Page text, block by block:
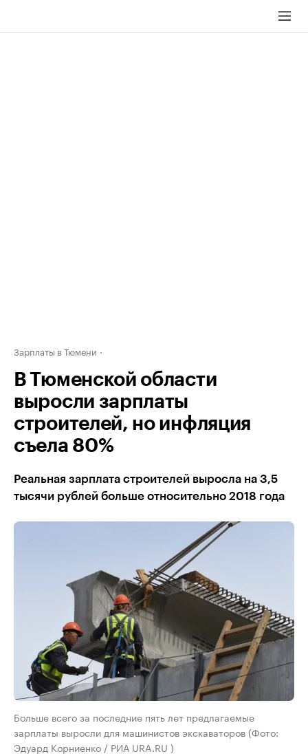
Зарплаты в Тюмени
В Тюменской области
выросли зарплаты
строителей, но инфляция
съела 80%
Реальная зарплата строителей выросла на 3,5
тысячи рублей больше относительно 2018 года
Больше всего за последние пять лет предлагаемые
зарплаты выросли для машинистов экскаваторов (Фото:
Эдуард Корниенко / РИА URA.RU )